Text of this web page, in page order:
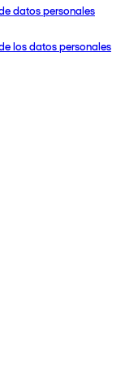
datos personales
los datos personales